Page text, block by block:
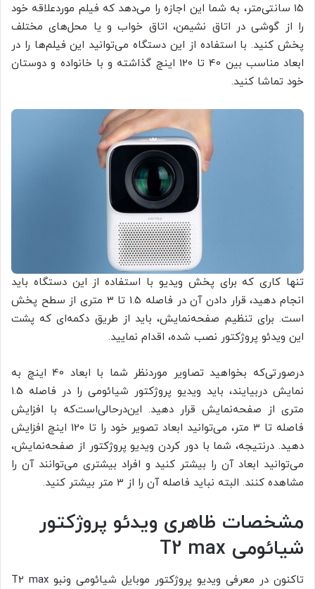
15 سانتی‌متر، به شما این اجازه را می‌دهد که فیلم موردعلاقه خود
را از گوشی در اتاق نشیمن، اتاق خواب و یا محل‌های مختلف
پخش کنید. با استفاده از این دستگاه می‌توانید این فیلم‌ها را در
ابعاد مناسب بین 40 تا 120 اینچ گذاشته و با خانواده و دوستان
خود تماشا کنید.
تنها کاری که برای پخش ویدیو با استفاده از این دستگاه باید
انجام دهید، قرار دادن آن در فاصله 1.5 تا 3 متری از سطح پخش
است. برای تنظیم صفحه‌نمایش، باید از طریق دکمه‌ای که پشت
این ویدئو پروژکتور نصب شده، اقدام نمایید.
درصورتی‌که بخواهید تصاویر موردنظر شما با ابعاد 40 اینچ به
نمایش دربیایند، باید ویدیو پروژکتور شیائومی را در فاصله 1.5
متری از صفحه‌نمایش قرار دهید. این‌درحالی‌است‌که با افزایش
فاصله تا 3 متر، می‌توانید ابعاد تصویر خود را تا 120 اینچ افزایش
دهید. درنتیجه، شما با دور کردن ویدیو پروژکتور از صفحه‌نمایش،
می‌توانید ابعاد آن را بیشتر کنید و افراد بیشتری می‌توانند آن را
مشاهده کنند. البته نباید فاصله آن را از 3 متر بیشتر کنید.
مشخصات ظاهری ویدئو پروژکتور
شیائومی T2 max
تاکنون در معرفی ویدیو پروژکتور موبایل شیائومی ونبو T2 max